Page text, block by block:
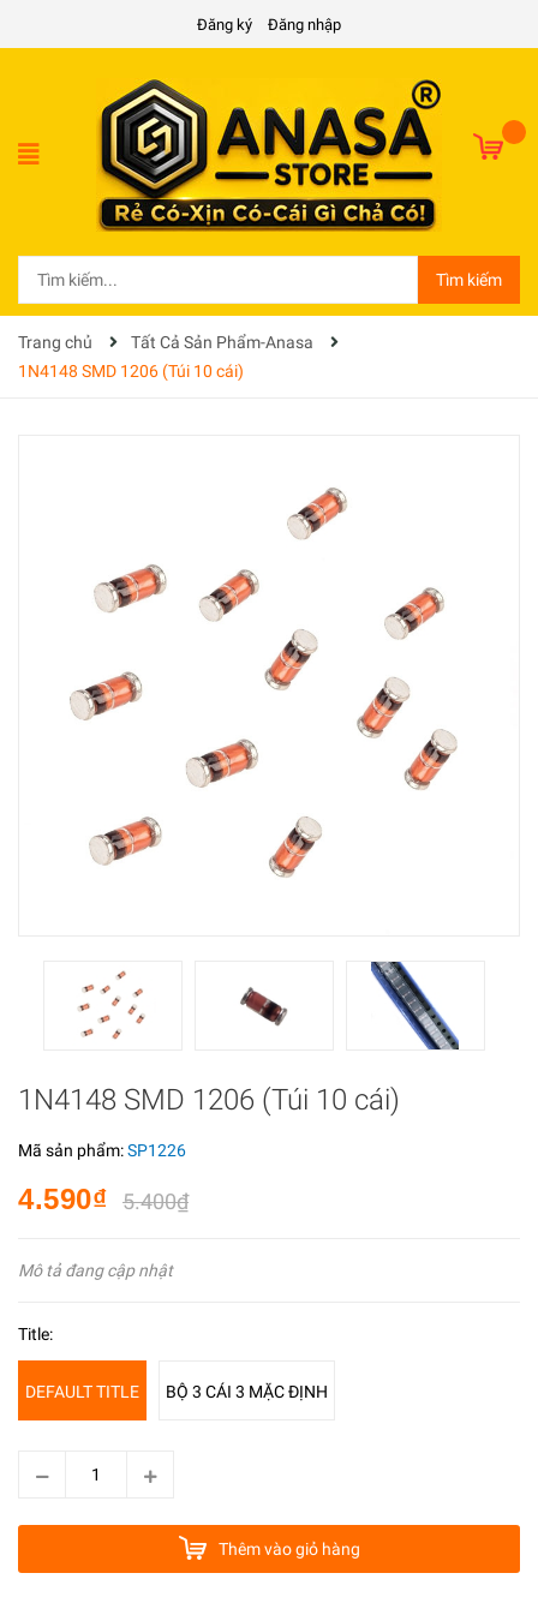
Đăng ký Đăng nhập
Tìm kiếm
Trang chủ
Tất Cả Sản Phẩm-Anasa
1N4148 SMD 1206 (Túi 10 cái)
1N4148 SMD 1206 (Túi 10 cái)
Mã sản phẩm:SP1226
4.590₫ 5.400₫
Mô tả đang cập nhật
Title:
DEFAULT TITLE BỘ 3 CÁI 3 MẶC ĐỊNH
Thêm vào giỏ hàng